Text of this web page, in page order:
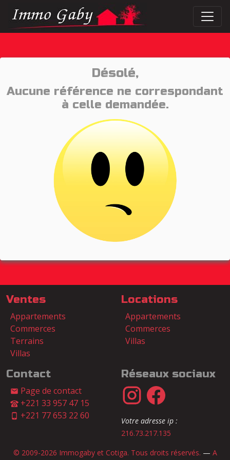
Désolé,
Aucune référence ne correspondant
à celle demandée.
Ventes
Appartements
Commerces
Terrains
Villas
Locations
Appartements
Commerces
Villas
Contact
Page de contact
+221 33 957 47 15
+221 77 653 22 60
Réseaux sociaux
Votre adresse ip :
216.73.217.135
© 2009-2026 Immogaby et Cotiga. Tous droits réservés. — A